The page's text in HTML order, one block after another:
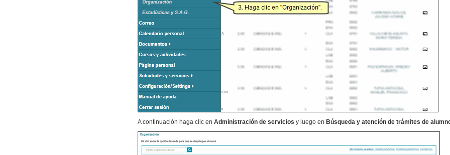
A continuación haga clic en Administración de servicios y luego en Búsqueda y atención de trámites de